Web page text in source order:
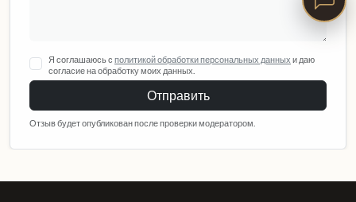
Я соглашаюсь с политикой обработки персональных данных и даю
согласие на обработку моих данных.
Отправить
Отзыв будет опубликован после проверки модератором.